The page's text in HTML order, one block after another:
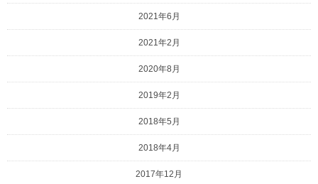
2021年6月
2021年2月
2020年8月
2019年2月
2018年5月
2018年4月
2017年12月